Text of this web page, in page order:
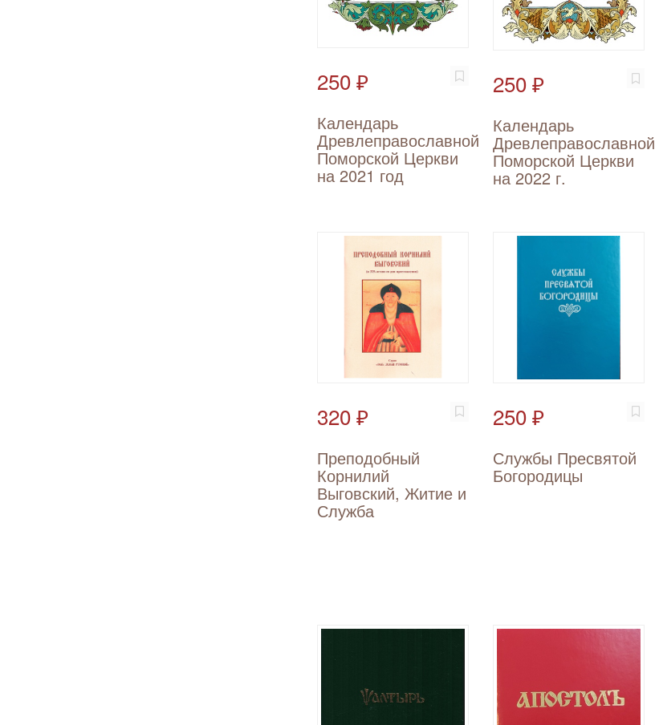
250 ₽
Календарь
Древлеправославной
Поморской Церкви
на 2021 год
250 ₽
Календарь
Древлеправославной
Поморской Церкви
на 2022 г.
320 ₽
Преподобный
Корнилий
Выговский, Житие и
Служба
250 ₽
Службы Пресвятой
Богородицы